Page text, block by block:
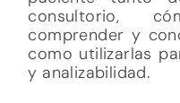
consultorio,
comprender y
como utilizarlas
y analizabilidad.